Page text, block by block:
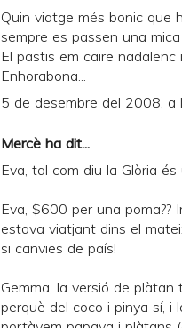
Quin viatge més bonic que
sempre es passen una
El pastis em caire
Enhorabona...
5 de desembre del 2008, a
Mercè ha dit...
Eva, tal com diu la Glòria
Eva, $600 per una poma??
estava viatjant dins el
si canvies de país!
Gemma, la versió de plàtan
perquè del coco i pinya sí, i